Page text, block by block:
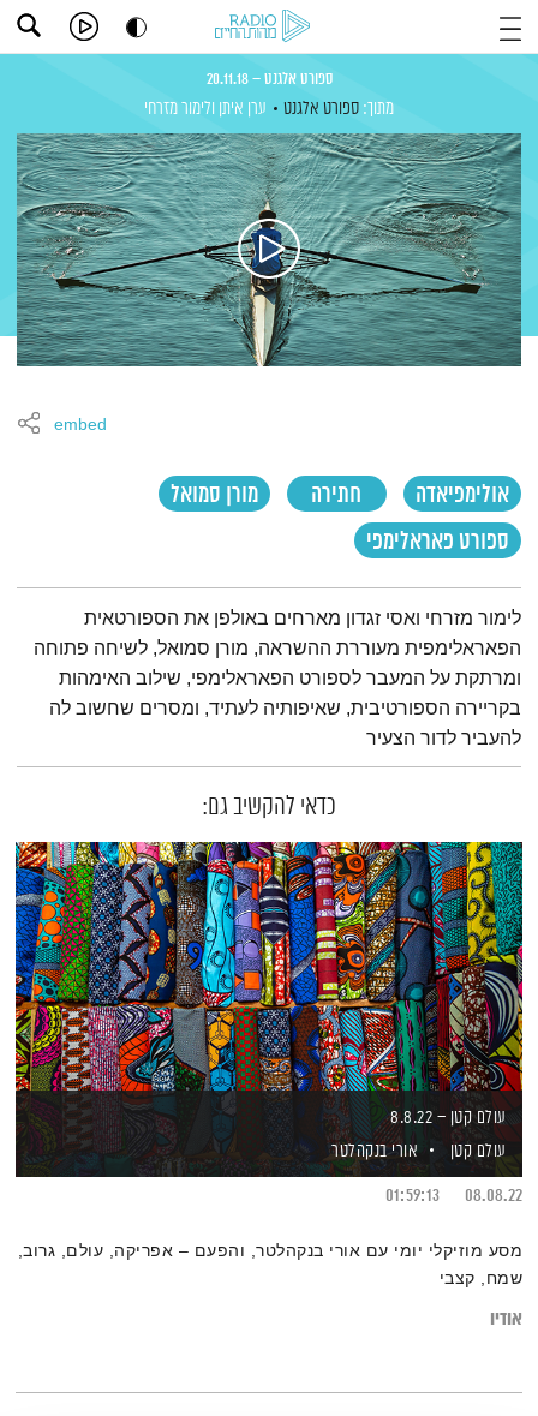
ספורט אלגנט – 20.11.18
מתוך: ספורט אלגנט ערן איתן ולימור מזרחי
אולימפיאדה חתירה
מורן סמואל
ספורט פאראלימפי
embed
תמצית הפודקאסט
לימור מזרחי ואסי זגדון מארחים באולפן את הספורטאית
הפאראלימפית מעוררת ההשראה, מורן סמואל, לשיחה פתוחה
ומרתקת על המעבר לספורט הפאראלימפי, שילוב האימהות
בקריירה הספורטיבית, שאיפותיה לעתיד, ומסרים שחשוב לה
להעביר לדור הצעיר
כדאי להקשיב גם:
עולם קטן – 8.8.22
עולם קטן
אורי בנקהלטר
08.08.22
01:59:13
מסע מוזיקלי יומי עם אורי בנקהלטר, והפעם – אפריקה, עולם, גרוב,
שמח, קצבי
אודיו